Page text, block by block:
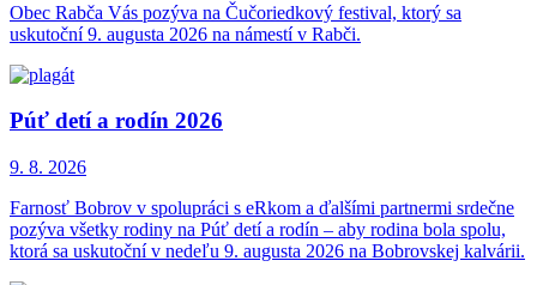
Obec Rabča Vás pozýva na Čučoriedkový festival, ktorý sa
uskutoční 9. augusta 2026 na námestí v Rabči.
Púť detí a rodín 2026
9. 8. 2026
Farnosť Bobrov v spolupráci s eRkom a ďalšími partnermi srdečne
pozýva všetky rodiny na Púť detí a rodín – aby rodina bola spolu,
ktorá sa uskutoční v nedeľu 9. augusta 2026 na Bobrovskej kalvárii.